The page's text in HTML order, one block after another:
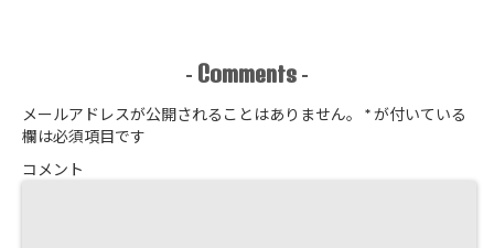
- Comments -
メールアドレスが公開されることはありません。 *が付いている
欄は必須項目です
コメント